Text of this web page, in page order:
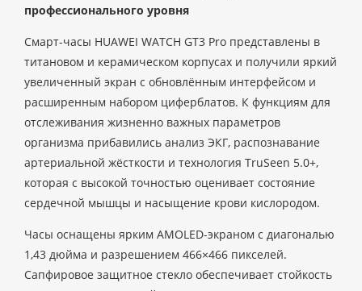
профессионального уровня
Смарт-часы HUAWEI WATCH GT3 Pro представлены в
титановом и керамическом корпусах и получили яркий
увеличенный экран с обновлённым интерфейсом и
расширенным набором циферблатов. К функциям для
отслеживания жизненно важных параметров
организма прибавились анализ ЭКГ, распознавание
артериальной жёсткости и технология TruSeen 5.0+,
которая с высокой точностью оценивает состояние
сердечной мышцы и насыщение крови кислородом.
Часы оснащены ярким AMOLED-экраном с диагональю
1,43 дюйма и разрешением 466×466 пикселей.
Сапфировое защитное стекло обеспечивает стойкость